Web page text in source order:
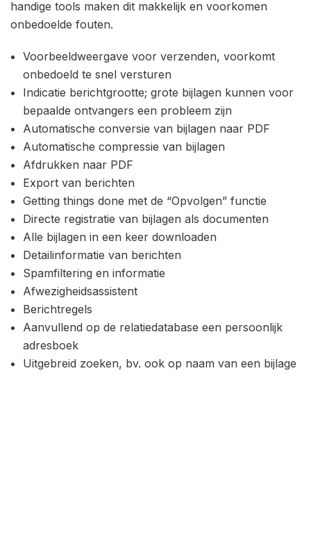
handige tools maken dit makkelijk en voorkomen
onbedoelde fouten.
Voorbeeldweergave voor verzenden, voorkomt
onbedoeld te snel versturen
Indicatie berichtgrootte; grote bijlagen kunnen voor
bepaalde ontvangers een probleem zijn
Automatische conversie van bijlagen naar PDF
Automatische compressie van bijlagen
Afdrukken naar PDF
Export van berichten
Getting things done met de “Opvolgen” functie
Directe registratie van bijlagen als documenten
Alle bijlagen in een keer downloaden
Detailinformatie van berichten
Spamfiltering en informatie
Afwezigheidsassistent
Berichtregels
Aanvullend op de relatiedatabase een persoonlijk
adresboek
Uitgebreid zoeken, bv. ook op naam van een bijlage